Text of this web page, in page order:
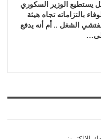
يستطيع الوزير السكوري
بالتزاماته تجاه هيئة
الشغل .. أم أنه يدفع